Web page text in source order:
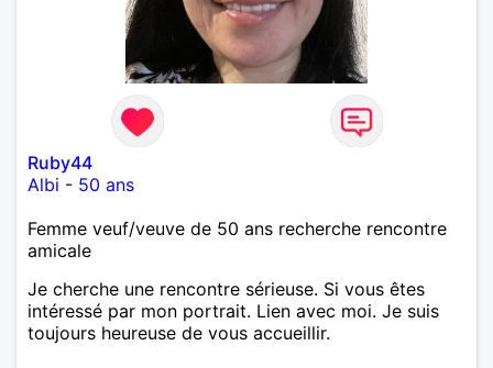
Ruby44
Albi - 50 ans
Femme veuf/veuve de 50 ans recherche rencontre
amicale
Je cherche une rencontre sérieuse. Si vous êtes
intéressé par mon portrait. Lien avec moi. Je suis
toujours heureuse de vous accueillir.